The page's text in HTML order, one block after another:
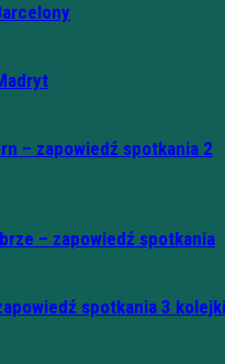
– zapowiedź spotkania 2
– zapowiedź spotkania
spotkania 3 kolejki